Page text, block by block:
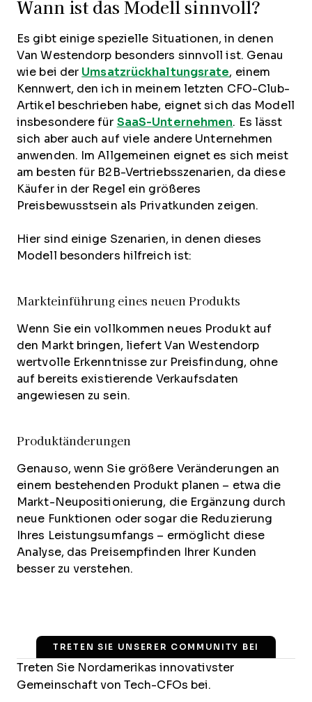
Wann ist das Modell sinnvoll?
Es gibt einige spezielle Situationen, in denen
Van Westendorp besonders sinnvoll ist. Genau
wie bei der Umsatzrückhaltungsrate, einem
Kennwert, den ich in meinem letzten CFO-Club-
Artikel beschrieben habe, eignet sich das Modell
insbesondere für SaaS-Unternehmen. Es lässt
sich aber auch auf viele andere Unternehmen
anwenden. Im Allgemeinen eignet es sich meist
am besten für B2B-Vertriebsszenarien, da diese
Käufer in der Regel ein größeres
Preisbewusstsein als Privatkunden zeigen.
Hier sind einige Szenarien, in denen dieses
Modell besonders hilfreich ist:
Markteinführung eines neuen Produkts
Wenn Sie ein vollkommen neues Produkt auf
den Markt bringen, liefert Van Westendorp
wertvolle Erkenntnisse zur Preisfindung, ohne
auf bereits existierende Verkaufsdaten
angewiesen zu sein.
Produktänderungen
Genauso, wenn Sie größere Veränderungen an
einem bestehenden Produkt planen – etwa die
Markt-Neupositionierung, die Ergänzung durch
neue Funktionen oder sogar die Reduzierung
Ihres Leistungsumfangs – ermöglicht diese
Analyse, das Preisempfinden Ihrer Kunden
besser zu verstehen.
TRETEN SIE UNSERER COMMUNITY BEI
Treten Sie Nordamerikas innovativster
Gemeinschaft von Tech-CFOs bei.